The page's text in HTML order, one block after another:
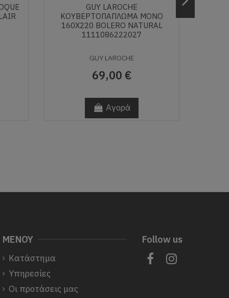
GUY LAROCHE
ΚΟΥΒΕΡΤΟΠΆΠΛΩΜΑ ΜΟΝΌ
160X220 BOLERO NATURAL
1111086222027
GUY LAROCHE
69,00 €
Αγορά
ΜΕΝΟΥ
Κατάστημα
Υπηρεσίες
Οι προτάσεις μας
Follow us